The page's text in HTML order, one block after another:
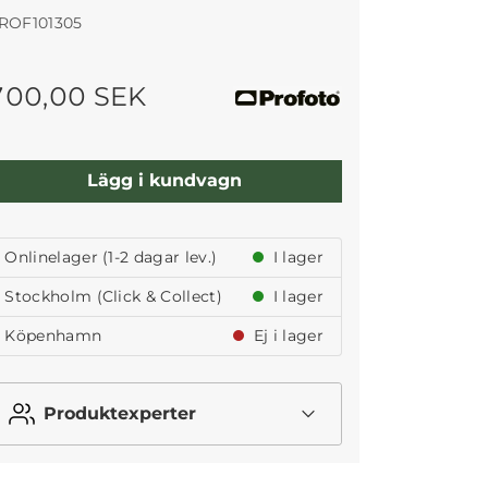
SEK
Lägg i kundvagn
Onlinelager (1-2 dagar lev.)
I lager
Stockholm (Click & Collect)
I lager
Köpenhamn
Ej i lager
Produktexperter